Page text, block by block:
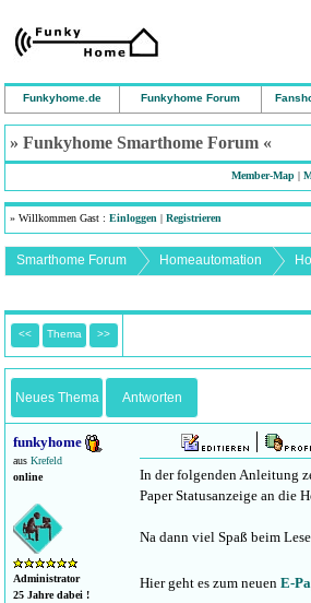
Funkyhome.de Funkyhome Forum
» Funkyhome Smarthome Forum «
Member-Map |
» Willkommen Gast : Einloggen | Registrieren
Smarthome Forum Homeautomation
<< Thema >>
Neues Thema Antworten
funkyhome
aus Krefeld
online
Administrator
25 Jahre dabei !
In der folgenden Anleitung
Paper Statusanzeige an die
Na dann viel Spaß beim
Hier geht es zum neuen E-